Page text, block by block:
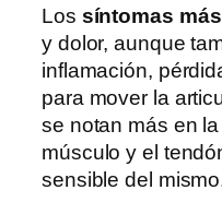
Los síntomas
y dolor, aunque
inflamación,
para mover la
se notan más en
músculo y el
sensible del